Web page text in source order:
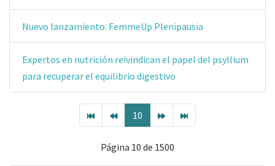
Nuevo lanzamiento: FemmeUp Plenipausia
Expertos en nutrición reivindican el papel del psyllium
para recuperar el equilibrio digestivo
10
Página 10 de 1500